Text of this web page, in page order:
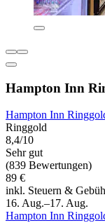
Hampton Inn
Hampton Inn
Ringgold
8,4/10
Sehr gut
(839 Bewertungen)
89 €
inkl. Steuern &
16. Aug.–17. Aug.
Hampton Inn